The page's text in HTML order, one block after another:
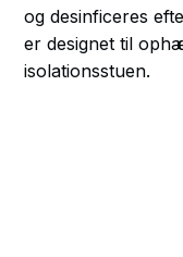
og desinficeres
er designet til
isolationsstuen.